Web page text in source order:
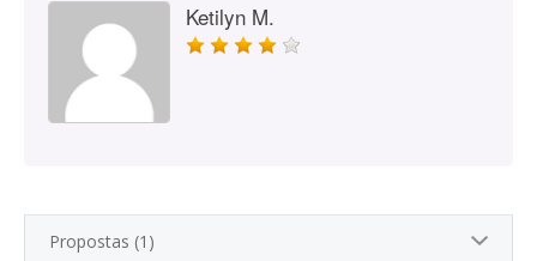
Ketilyn M.
Propostas (1)